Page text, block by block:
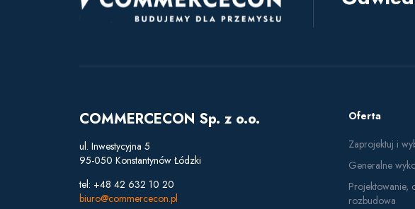
COMMERCECON Sp. z o.o.
ul. Inwestycyjna 5
95-050 Konstantynów Łódzki
tel: +48 42 632 10 20
biuro@commercecon.pl
Oferta
Zaprojektuj i
Generalne
Projektowanie,
rozbudowa